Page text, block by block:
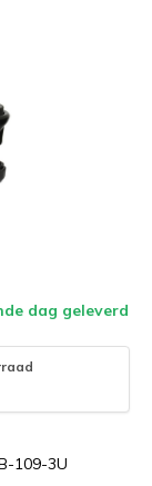
dag geleverd
109-3U